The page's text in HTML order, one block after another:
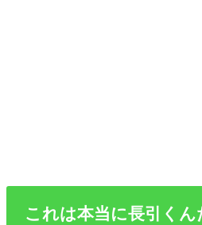
これは本当に長引くん